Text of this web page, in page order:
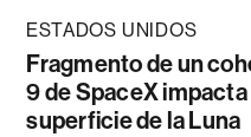
ESTADOS UNIDOS
Fragmento de un
9 de SpaceX impacta
superficie de la Luna